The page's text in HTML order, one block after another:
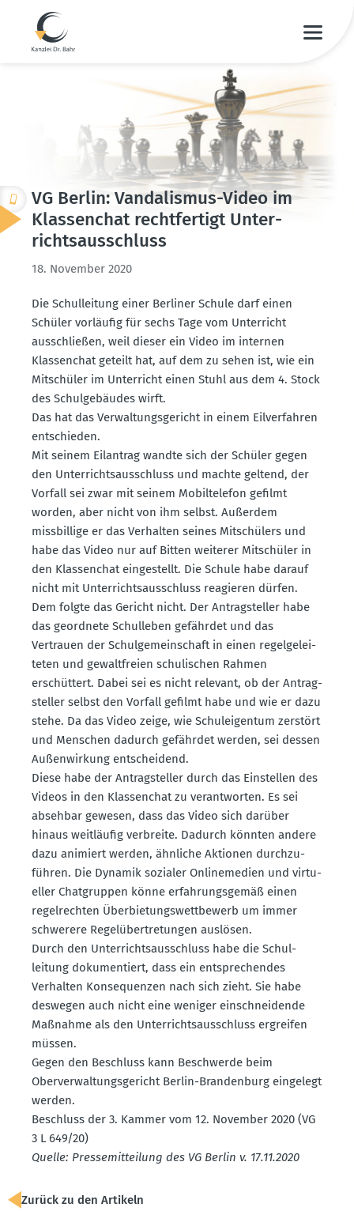
VG Berlin: Vanda­lismus-Video im
Klassenchat recht­fertigt Unter­
richts­aus­schluss
18. November 2020
Die Schul­leitung einer Berliner Schule darf einen
Schüler vorläufig für sechs Tage vom Unter­richt
ausschließen, weil dieser ein Video im internen
Klassenchat geteilt hat, auf dem zu sehen ist, wie ein
Mitschüler im Unter­richt einen Stuhl aus dem 4. Stock
des Schul­ge­bäudes wirft.
Das hat das Verwal­tungs­ge­richt in einem Eilver­fahren
entschieden.
Mit seinem Eilantrag wandte sich der Schüler gegen
den Unter­richts­aus­schluss und machte geltend, der
Vorfall sei zwar mit seinem Mobil­te­lefon gefilmt
worden, aber nicht von ihm selbst. Außerdem
missbillige er das Verhalten seines Mitschülers und
habe das Video nur auf Bitten weiterer Mitschüler in
den Klassenchat einge­stellt. Die Schule habe darauf
nicht mit Unter­richts­aus­schluss reagieren dürfen.
Dem folgte das Gericht nicht. Der Antrag­steller habe
das geordnete Schul­leben gefährdet und das
Vertrauen der Schul­ge­mein­schaft in einen regel­ge­lei­
teten und gewalt­freien schuli­schen Rahmen
erschüttert. Dabei sei es nicht relevant, ob der Antrag­
steller selbst den Vorfall gefilmt habe und wie er dazu
stehe. Da das Video zeige, wie Schul­ei­gentum zerstört
und Menschen dadurch gefährdet werden, sei dessen
Außen­wirkung entscheidend.
Diese habe der Antrag­steller durch das Einstellen des
Videos in den Klassenchat zu verant­worten. Es sei
absehbar gewesen, dass das Video sich darüber
hinaus weitläufig verbreite. Dadurch könnten andere
dazu animiert werden, ähnliche Aktionen durch­zu­
führen. Die Dynamik sozialer Online­medien und virtu­
eller Chatgruppen könne erfah­rungs­gemäß einen
regel­rechten Überbie­tungs­wett­bewerb um immer
schwerere Regel­über­tre­tungen auslösen.
Durch den Unter­richts­aus­schluss habe die Schul­
leitung dokumen­tiert, dass ein entspre­chendes
Verhalten Konse­quenzen nach sich zieht. Sie habe
deswegen auch nicht eine weniger einschnei­dende
Maßnahme als den Unter­richts­aus­schluss ergreifen
müssen.
Gegen den Beschluss kann Beschwerde beim
Oberver­wal­tungs­ge­richt Berlin-Brandenburg eingelegt
werden.
Beschluss der 3. Kammer vom 12. November 2020 (VG
3 L 649/20)
Quelle: Presse­mit­teilung des VG Berlin v. 17.11.2020
Zurück zu den Artikeln